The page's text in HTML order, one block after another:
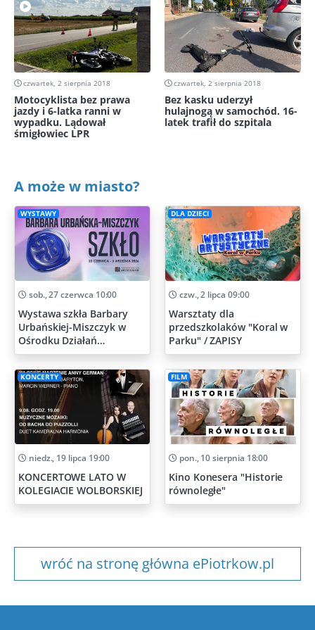
czwartek, 2 sierpnia 2018
Motocyklista bez prawa
jazdy i 6-latka ranni w
wypadku. Lądował
śmigłowiec LPR
czwartek, 2 sierpnia 2018
Bez kasku uderzył
hulajnogą w samochód. 16-
latek trafił do szpitala
A może w miasto?
WYSTAWY
sob., 27 czerwca 10:00
Wystawa szkła Barbary
Urbańskiej-Miszczyk w
Ośrodku Działań
Artystycznych
DLA DZIECI
czw., 2 lipca 09:00
Warsztaty dla
przedszkolaków "Koral w
Parku" / ZAPISY
KONCERTY
niedz., 19 lipca 19:00
KONCERTOWE LATO W
KOLEGIACIE WOLBORSKIEJ
FILM
pon., 10 sierpnia 18:00
Kino Konesera "Historie
równoległe"
wróć na stronę główna ePiotrkow.pl